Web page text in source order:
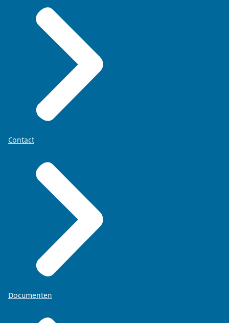
Contact
Documenten